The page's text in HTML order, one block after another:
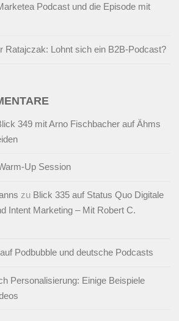
Podcast und die Episode mit
Ratajczak: Lohnt sich ein B2B-Podcast?
349 mit Arno Fischbacher auf Ähms
Up Session
zu Blick 335 auf Status Quo Digitale
Intent Marketing – Mit Robert C.
Podbubble und deutsche Podcasts
Personalisierung: Einige Beispiele